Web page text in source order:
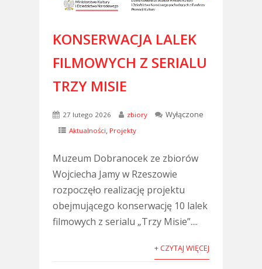
KONSERWACJA LALEK
FILMOWYCH Z SERIALU
TRZY MISIE
27 lutego 2026 zbiory Wyłączone
Aktualności, Projekty
Muzeum Dobranocek ze zbiorów
Wojciecha Jamy w Rzeszowie
rozpoczęło realizację projektu
obejmującego konserwację 10 lalek
filmowych z serialu „Trzy Misie”....
+ CZYTAJ WIĘCEJ